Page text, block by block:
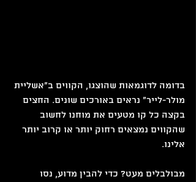
בדומה לדוגמאות שהוצגו, הקווים ב"אשליית
מולר-לייר" נראים באורכים שונים. החצים
בקצה כל קו מטעים את מוחנו לחשוב
שהקווים נמצאים רחוק יותר או קרוב יותר
אלינו.
מבולבלים מעט? כדי להבין מדוע, נסו